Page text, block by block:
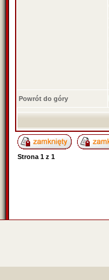
Powrót do góry
Strona 1 z 1